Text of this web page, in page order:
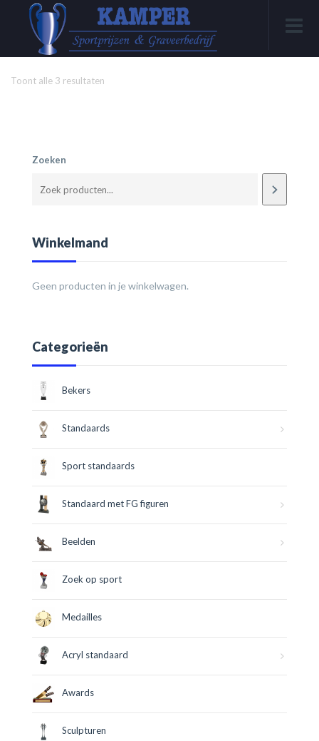
Toont alle 3 resultaten
Zoeken
Winkelmand
Geen producten in je winkelwagen.
Categorieën
Bekers
Standaards
Sport standaards
Standaard met FG figuren
Beelden
Zoek op sport
Medailles
Acryl standaard
Awards
Sculpturen